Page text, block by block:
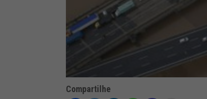
Compartilhe